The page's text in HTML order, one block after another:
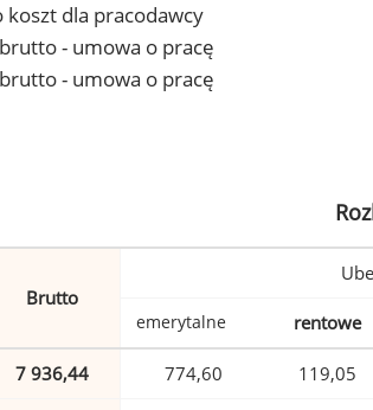
dla pracodawcy
- umowa o pracę
- umowa o pracę
Brutto
emerytalne rentowe
7 936,44 774,60 119,05